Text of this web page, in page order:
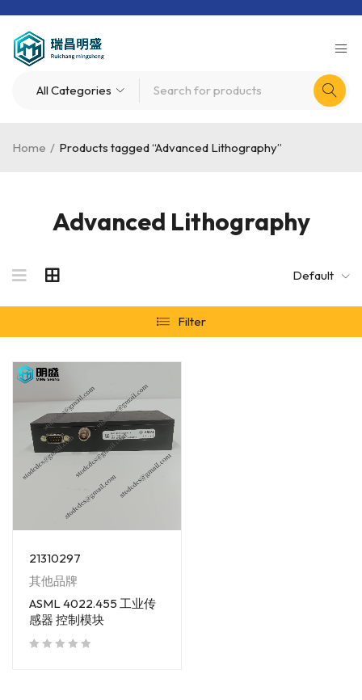
Advanced Lithography
Home / Products tagged “Advanced Lithography”
Default
Filter
21310297
其他品牌
ASML 4022.455 工业传
感器 控制模块